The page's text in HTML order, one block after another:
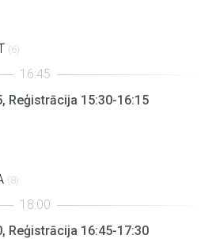
(6)
Reģistrācija 15:30-16:15
(8)
Reģistrācija 16:45-17:30